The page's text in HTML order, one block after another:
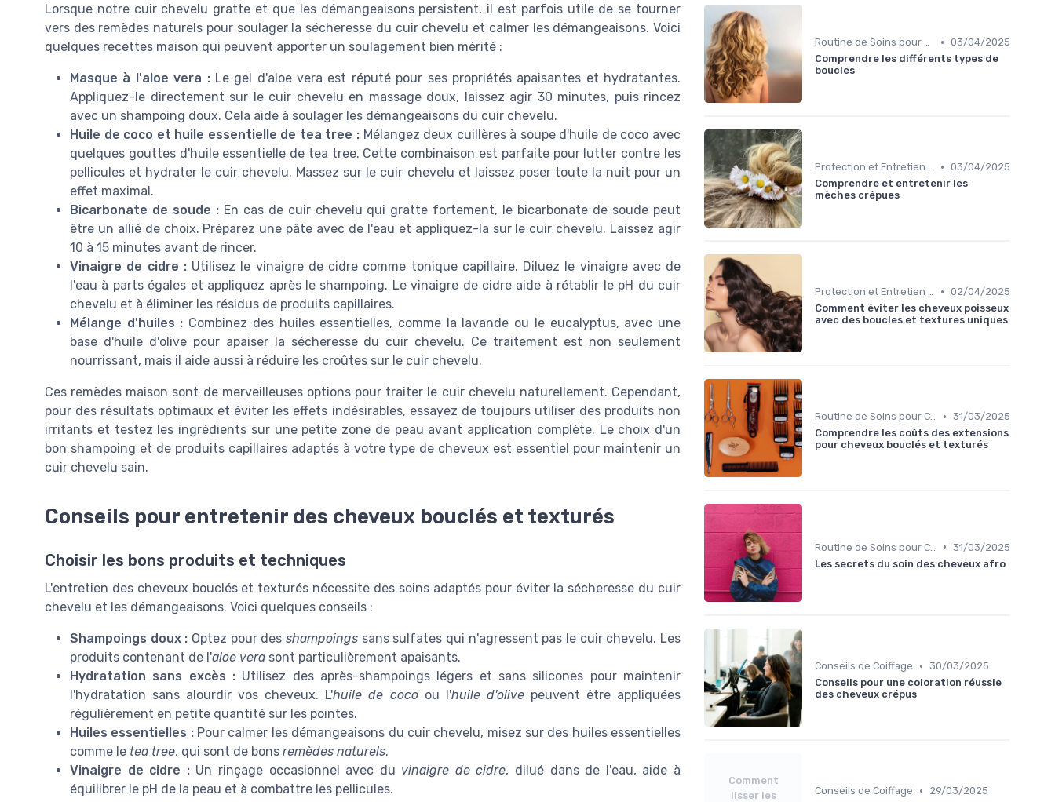
Lorsque notre cuir chevelu gratte et que les démangeaisons persistent, il est parfois utile de se tourner
vers des remèdes naturels pour soulager la sécheresse du cuir chevelu et calmer les démangeaisons. Voici
quelques recettes maison qui peuvent apporter un soulagement bien mérité :
Masque à l'aloe vera :Le gel d'aloe vera est réputé pour ses propriétés apaisantes et hydratantes.
Appliquez-le directement sur le cuir chevelu en massage doux, laissez agir 30 minutes, puis rincez
avec un shampoing doux. Cela aide à soulager les démangeaisons du cuir chevelu.
Huile de coco et huile essentielle de tea tree : Mélangez deux cuillères à soupe d'huile de coco avec
quelques gouttes d'huile essentielle de tea tree. Cette combinaison est parfaite pour lutter contre les
pellicules et hydrater le cuir chevelu. Massez sur le cuir chevelu et laissez poser toute la nuit pour un
effet maximal.
Bicarbonate de soude :En cas de cuir chevelu qui gratte fortement, le bicarbonate de soude peut
être un allié de choix. Préparez une pâte avec de l'eau et appliquez-la sur le cuir chevelu. Laissez agir
10 à 15 minutes avant de rincer.
Vinaigre de cidre :Utilisez le vinaigre de cidre comme tonique capillaire. Diluez le vinaigre avec de
l'eau à parts égales et appliquez après le shampoing. Le vinaigre de cidre aide à rétablir le pH du cuir
chevelu et à éliminer les résidus de produits capillaires.
Mélange d'huiles : Combinez des huiles essentielles, comme la lavande ou le eucalyptus, avec une
base d'huile d'olive pour apaiser la sécheresse du cuir chevelu. Ce traitement est non seulement
nourrissant, mais il aide aussi à réduire les croûtes sur le cuir chevelu.
Ces remèdes maison sont de merveilleuses options pour traiter le cuir chevelu naturellement. Cependant,
pour des résultats optimaux et éviter les effets indésirables, essayez de toujours utiliser des produits non
irritants et testez les ingrédients sur une petite zone de peau avant application complète. Le choix d'un
bon shampoing et de produits capillaires adaptés à votre type de cheveux est essentiel pour maintenir un
cuir chevelu sain.
Conseils pour entretenir des cheveux bouclés et texturés
Choisir les bons produits et techniques
L'entretien des cheveux bouclés et texturés nécessite des soins adaptés pour éviter la sécheresse du cuir
chevelu et les démangeaisons. Voici quelques conseils :
Shampoings doux : Optez pour desshampoings sans sulfates qui n'agressent pas le cuir chevelu. Les
produits contenant de l'aloe vera sont particulièrement apaisants.
Hydratation sans excès : Utilisez des après-shampoings légers et sans silicones pour maintenir
l'hydratation sans alourdir vos cheveux. L'huile de cocoou l'huile d'olivepeuvent être appliquées
régulièrement en petite quantité sur les pointes.
Huiles essentielles :Pour calmer les démangeaisons du cuir chevelu, misez sur des huiles essentielles
comme le tea tree, qui sont de bons remèdes naturels.
Vinaigre de cidre :Un rinçage occasionnel avec du vinaigre de cidre, dilué dans de l'eau, aide à
équilibrer le pH de la peau et à combattre les pellicules.
Routine de Soins pour Cheveux Bouclés • 03/04/2025
Comprendre les différents types de
boucles
Protection et Entretien des Boucles • 03/04/2025
Comprendre et entretenir les
mèches crépues
Protection et Entretien des Boucles • 02/04/2025
Comment éviter les cheveux poisseux
avec des boucles et textures uniques
Routine de Soins pour Cheveux Bouclés • 31/03/2025
Comprendre les coûts des extensions
pour cheveux bouclés et texturés
• 31/03/2025
Les secrets du soin des cheveux afro
Conseils de Coiffage • 30/03/2025
Conseils pour une coloration réussie
des cheveux crépus
Comment
lisser les
Conseils de Coiffage •
29/03/2025